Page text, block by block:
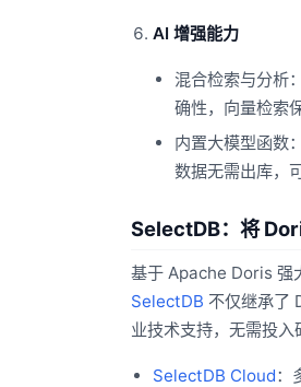
AI 增强能力
混合检索与分析
确性，向量检索
内置大模型函数
数据无需出库，
SelectDB：将
基于 Apache Doris 强
SelectDB 不仅继承了
业技术支持，无需投入
SelectDB Cloud：